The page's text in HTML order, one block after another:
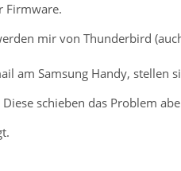
Firmware.
mir von Thunderbird
am Samsung Handy, stellen
schieben das Problem